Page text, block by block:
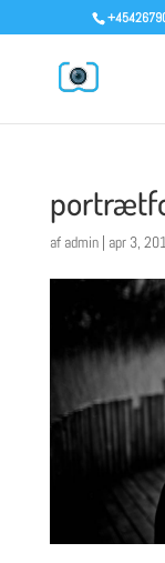
af admin| apr 3,